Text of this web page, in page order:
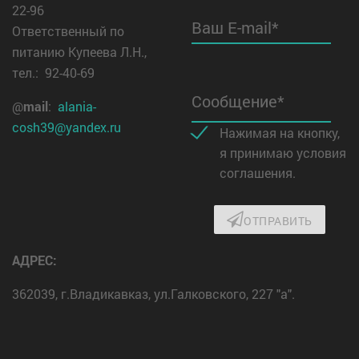
22-96
Ответственный по
питанию Купеева Л.Н.,
тел.: 92-40-69
@mail: alania-
cosh39@yandex.ru
Ваш E-mail*
Сообщение*
Нажимая на кнопку,
я принимаю условия
соглашения.
ОТПРАВИТЬ
АДРЕС:
362039, г.Владикавказ, ул.Галковского, 227 "а".